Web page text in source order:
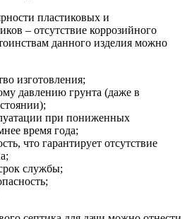
пластиковых и
– отсутствие коррозийного
данного изделия можно
изготовления;
давлению грунта (даже в
при пониженных
время года;
что гарантирует отсутствие
службы;